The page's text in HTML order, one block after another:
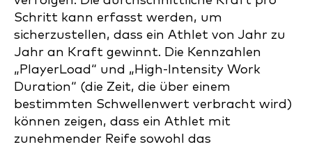
Schritt kann erfasst werden, um
sicherzustellen, dass ein Athlet von Jahr zu
Jahr an Kraft gewinnt. Die Kennzahlen
„PlayerLoad“ und „High-Intensity Work
Duration“ (die Zeit, die über einem
bestimmten Schwellenwert verbracht wird)
können zeigen, dass ein Athlet mit
zunehmender Reife sowohl das